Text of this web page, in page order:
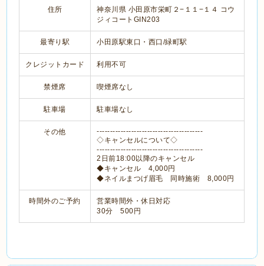
住所
神奈川県 小田原市栄町２−１１−１４ コウ
ジィコートGIN203
最寄り駅 小田原駅東口・西口/緑町駅
クレジットカード 利用不可
禁煙席 喫煙席なし
駐車場 駐車場なし
その他
----------------------------------------
◇キャンセルについて◇
----------------------------------------
2日前18:00以降のキャンセル
◆キャンセル 4,000円
◆ネイルまつげ眉毛 同時施術 8,000円
時間外のご予約
営業時間外・休日対応
30分 500円